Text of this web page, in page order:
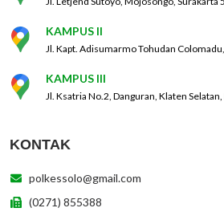
KAMPUS II
Jl. Kapt. Adisumarmo Tohudan
KAMPUS III
Jl. Ksatria No.2, Danguran, Klaten
KONTAK
polkessolo@gmail.com
(0271) 855388